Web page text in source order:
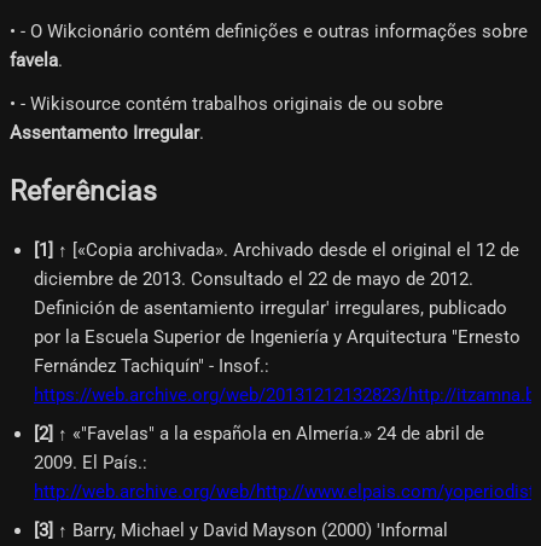
• - O Wikcionário contém definições e outras informações sobre
favela.
• - Wikisource contém trabalhos originais de ou sobre
Assentamento Irregular.
Referências
[1] ↑ [«Copia archivada». Archivado desde el original el 12 de
diciembre de 2013. Consultado el 22 de mayo de 2012.
Definición de asentamiento irregular' irregulares, publicado
por la Escuela Superior de Ingeniería y Arquitectura "Ernesto
Fernández Tachiquín" - Insof.:
https://web.archive.org/web/20131212132823/http://
[2] ↑ «"Favelas" a la española en Almería.» 24 de abril de
2009. El País.:
http://web.archive.org/web/http://www.elpais.com/
[3] ↑ Barry, Michael y David Mayson (2000) 'Informal